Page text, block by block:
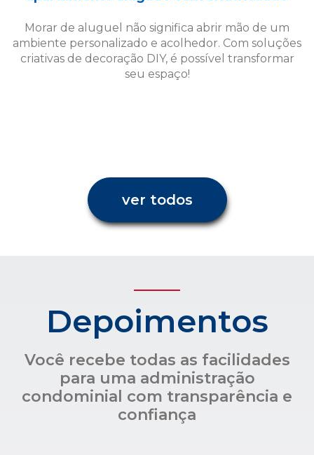
Depoimentos
condominial com transparência e
confiança